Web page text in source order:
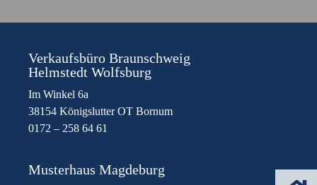
Verkaufsbüro Braunschweig
Helmstedt Wolfsburg
Im Winkel 6a
38154 Königslutter OT Bornum
0172 – 258 64 61
Musterhaus Magdeburg